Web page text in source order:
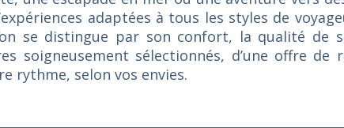
adaptées à tous les styles de
se distingue par son confort, la qualité de
soigneusement sélectionnés, d’une offre
rythme, selon vos envies.